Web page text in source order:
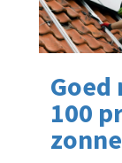
Goed
100